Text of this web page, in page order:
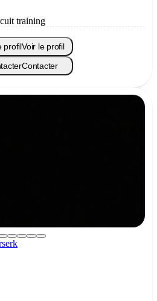
training
profilVoir le profil
Contacter